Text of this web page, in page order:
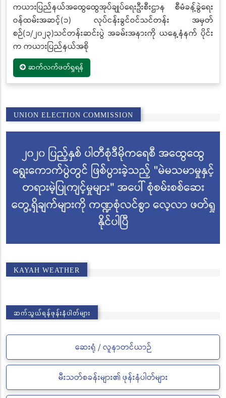
ကယားပြည်နယ်အထွေထွေအုပ်ချုပ်ရေးဦးစီးဌာန စီမံခန့်ခွဲရေး
ဝန်ထမ်းအဆင့်(၁) လုပ်ငန်းခွင်ဝင်သင်တန်း အမှတ်
စဉ်(၁/၂၀၂၃)သင်တန်းဆင်းပွဲ အခမ်းအနားကို ယနေ့နံနက် ပိုင်း
က ကယားပြည်နယ်အစို
ဆက်လက်ဖတ်ရှုရန်
UNION ELECTION COMMISSION
KAYAH WEATHER
ဆက်သွယ်ရန်ဖုန်းနံပါတ်များ
ဆေးရုံ / လူနာတင်ယာဉ်
မီးသတ်စခန်းများ၏ ဖုန်းနံပါတ်များ